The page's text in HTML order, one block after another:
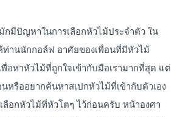
มีปัญหาในการเลือกหัวไม้ประจำตัว ใน
านนักกอล์ฟ อาศัยของเพื่อนที่มีหัวไม้
อหาหัวไม้ที่ถูกใจเข้ากับมือเรามากที่สุด แต่
หรืออยากค้นหาสเปกหัวไม้ที่เข้ากับตัวเอง
ลือกหัวไม้ที่หัวโตๆ ไว้ก่อนครับ หน้าองศา